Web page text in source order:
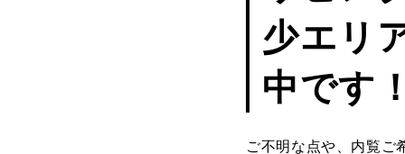
少エリ
中です
ご不明な点や、内覧ご